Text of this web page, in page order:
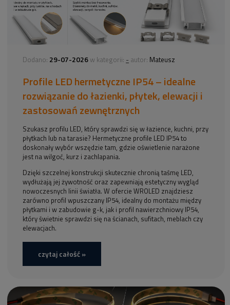
Dodano: 29-07-2026 w kategorii: - autor: Mateusz
Profile LED hermetyczne IP54 – idealne
rozwiązanie do łazienki, płytek, elewacji i
zastosowań zewnętrznych
Szukasz profilu LED, który sprawdzi się w łazience, kuchni, przy
płytkach lub na tarasie? Hermetyczne profile LED IP54 to
doskonały wybór wszędzie tam, gdzie oświetlenie narażone
jest na wilgoć, kurz i zachlapania.
Dzięki szczelnej konstrukcji skutecznie chronią taśmę LED,
wydłużają jej żywotność oraz zapewniają estetyczny wygląd
nowoczesnych linii światła. W ofercie WROLED znajdziesz
zarówno profil wpuszczany IP54, idealny do montażu między
płytkami i w zabudowie g-k, jak i profil nawierzchniowy IP54,
który świetnie sprawdzi się na ścianach, sufitach, meblach czy
elewacjach.
czytaj całość »